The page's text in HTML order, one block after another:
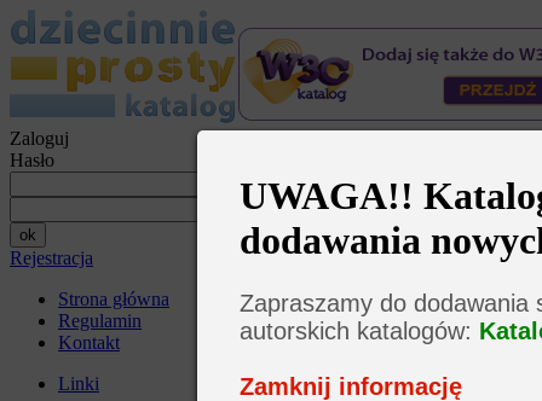
UWAGA!!
dodawania
Zapraszamy do dodawania
autorskich katalogów:
Zamknij informację
Zaloguj
Hasło
Rejestracja
Strona główna
Regulamin
Kontakt
Linki